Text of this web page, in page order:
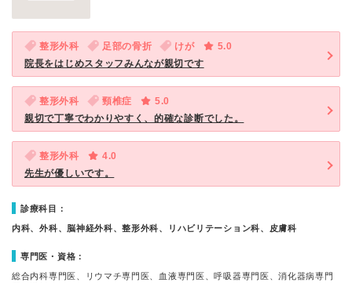
整形外科 足部の骨折 けが
5.0
院長をはじめスタッフみんなが親切です
整形外科 頸椎症
5.0
親切で丁寧でわかりやすく、的確な診断でした。
整形外科
4.0
先生が優しいです。
診療科目：
内科、外科、脳神経外科、整形外科、リハビリテーション科、皮膚科
専門医・資格：
総合内科専門医、リウマチ専門医、血液専門医、呼吸器専門医、消化器病専門